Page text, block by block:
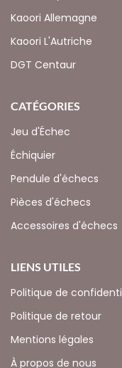
Kaoori Allemagne
Kaoori L'Autriche
DGT Centaur
CATÉGORIES
Jeu d'Échec
Échiquier
Pendule d'échecs
Pièces d'échecs
Accessoires d'échecs
LIENS UTILES
Politique de
Politique de retour
Mentions légales
À propos de nous